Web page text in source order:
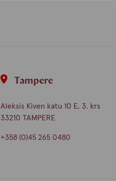
Tampere
Aleksis Kiven katu 10 E, 3. krs
33210 TAMPERE
+358 (0)45 265 0480